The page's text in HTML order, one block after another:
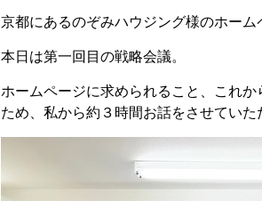
京都にあるのぞみハウジング様のホーム
本日は第一回目の戦略会議。
ホームページに求められること、これ
ため、私から約３時間お話をさせていた